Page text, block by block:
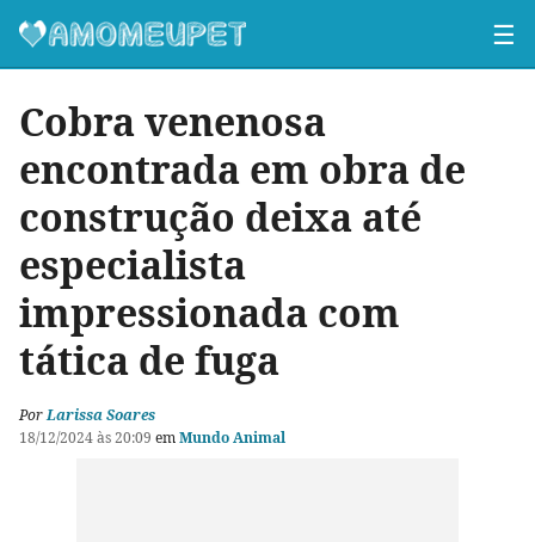
☰
Cobra venenosa
encontrada em obra de
construção deixa até
especialista
impressionada com
tática de fuga
PorLarissa Soares
18/12/2024 às 20:09 emMundo Animal